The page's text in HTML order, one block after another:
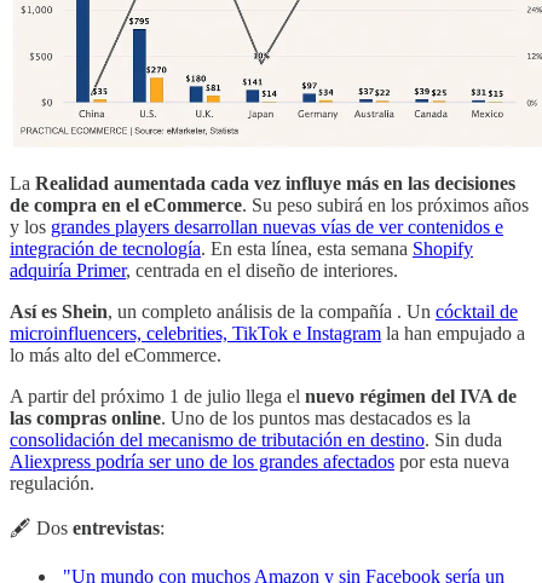
La Realidad aumentada cada vez influye más en las decisiones
de compra en el eCommerce. Su peso subirá en los próximos años
y los grandes players desarrollan nuevas vías de ver contenidos e
integración de tecnología. En esta línea, esta semana Shopify
adquiría Primer, centrada en el diseño de interiores.
Así es Shein, un completo análisis de la compañía . Un cócktail de
microinfluencers, celebrities, TikTok e Instagram la han empujado a
lo más alto del eCommerce.
A partir del próximo 1 de julio llega el nuevo régimen del IVA de
las compras online. Uno de los puntos mas destacados es la
consolidación del mecanismo de tributación en destino. Sin duda
Aliexpress podría ser uno de los grandes afectados por esta nueva
regulación.
🖋 Dos entrevistas:
"Un mundo con muchos Amazon y sin Facebook sería un